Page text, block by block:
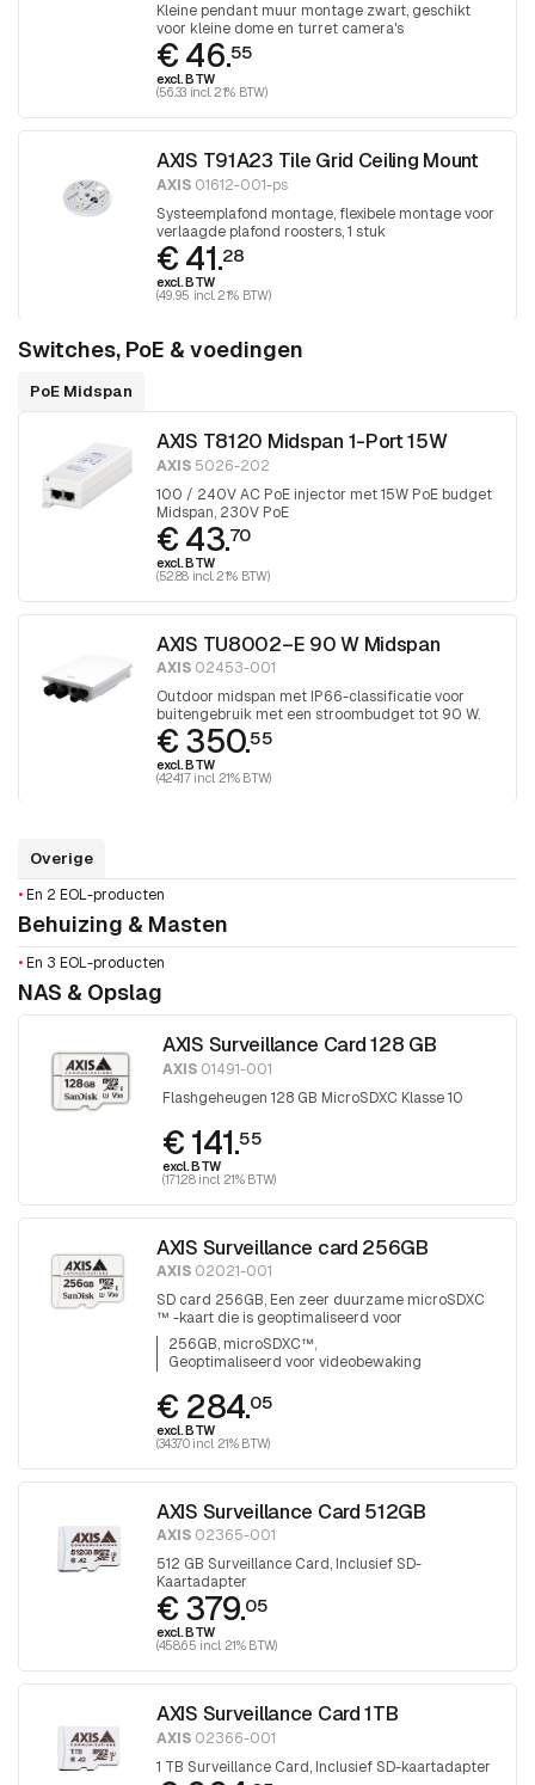
Kleine pendant muur montage zwart, geschikt
voor kleine dome en turret camera's
€ 46.55
excl. BTW
(56.33 incl. 21% BTW)
AXIS T91A23 Tile Grid Ceiling Mount
AXIS 01612-001-ps
Systeemplafond montage, flexibele montage voor
verlaagde plafond roosters, 1 stuk
€ 41.28
excl. BTW
(49.95 incl. 21% BTW)
Switches, PoE & voedingen
PoE Midspan
AXIS T8120 Midspan 1-Port 15W
AXIS 5026-202
100 / 240V AC PoE injector met 15W PoE budget
Midspan, 230V PoE
€ 43.70
excl. BTW
(52.88 incl. 21% BTW)
AXIS TU8002–E 90 W Midspan
AXIS 02453-001
Outdoor midspan met IP66-classificatie voor
buitengebruik met een stroombudget tot 90 W.
€ 350.55
excl. BTW
(424.17 incl. 21% BTW)
Overige
• En 2 EOL-producten
Behuizing & Masten
• En 3 EOL-producten
NAS & Opslag
AXIS Surveillance Card 128 GB
AXIS01491-001
Flashgeheugen 128 GB MicroSDXC Klasse 10
€ 141.55
excl. BTW
(171.28 incl. 21% BTW)
AXIS Surveillance card 256GB
AXIS 02021-001
SD card 256GB, Een zeer duurzame microSDXC
™ -kaart die is geoptimaliseerd voor
videobewaking.
256GB, microSDXC™
Geoptimaliseerd voor videobewaking
€ 284.05
excl. BTW
(343.70 incl. 21% BTW)
AXIS Surveillance Card 512GB
AXIS 02365-001
512 GB Surveillance Card, Inclusief SD-
Kaartadapter
€ 379.05
excl. BTW
(458.65 incl. 21% BTW)
AXIS Surveillance Card 1TB
AXIS 02366-001
1 TB Surveillance Card, Inclusief SD-kaartadapter